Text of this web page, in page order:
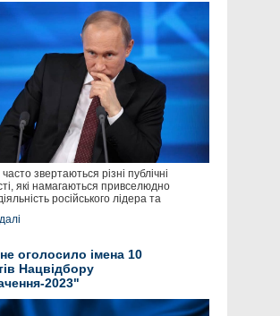
звертаються різні публічні
які намагаються привселюдно
російського лідера та
оголосило імена 10
Нацвідбору
2023"